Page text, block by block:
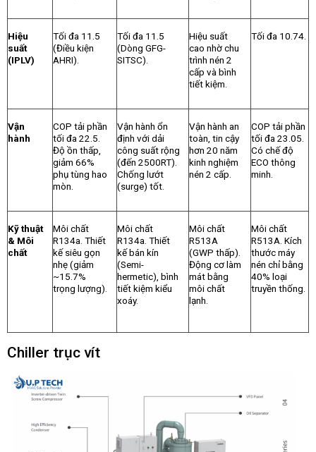
Hiệu
suất
(IPLV)
Tối đa 11.5
(Điều kiện
AHRI).
Tối đa 11.5
(Dòng GFG-
SITSC).
Hiệu suất
cao nhờ chu
trình nén 2
cấp và bình
tiết kiệm.
Tối đa 10.74.
Vận
hành
COP tải phần
tối đa 22.5.
Độ ồn thấp,
giảm 66%
phụ tùng hao
mòn.
Vận hành ổn
định với dải
công suất rộng
(đến 2500RT).
Chống lướt
(surge) tốt.
Vận hành an
toàn, tin cậy
hơn 20 năm
kinh nghiệm
nén 2 cấp.
COP tải phần
tối đa 23.05.
Có chế độ
ECO thông
minh.
Kỹ thuật
& Môi
chất
Môi chất
R134a. Thiết
kế siêu gọn
nhẹ (giảm
~15.7%
trọng lượng).
Môi chất
R134a. Thiết
kế bán kín
(Semi-
hermetic), bình
tiết kiệm kiểu
xoáy.
Môi chất
R513A
(GWP thấp).
Động cơ làm
mát bằng
môi chất
lạnh.
Môi chất
R513A. Kích
thước máy
nén chỉ bằng
40% loại
truyền thống.
Chiller trục vít